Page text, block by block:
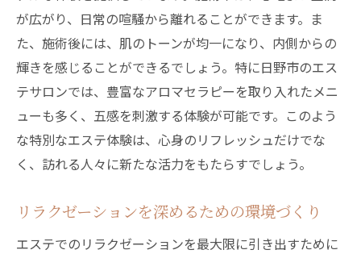
が広がり、日常の喧騒から離れることができます。ま
た、施術後には、肌のトーンが均一になり、内側からの
輝きを感じることができるでしょう。特に日野市のエス
テサロンでは、豊富なアロマセラピーを取り入れたメニ
ューも多く、五感を刺激する体験が可能です。このよう
な特別なエステ体験は、心身のリフレッシュだけでな
く、訪れる人々に新たな活力をもたらすでしょう。
リラクゼーションを深めるための環境づくり
エステでのリラクゼーションを最大限に引き出すために